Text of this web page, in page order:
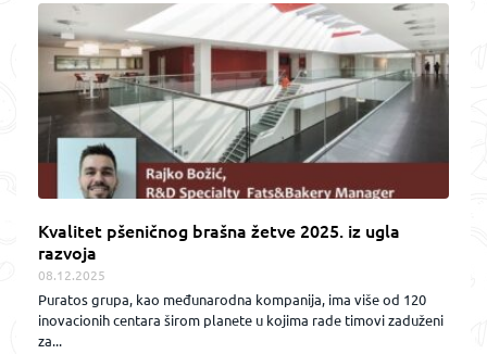
Kvalitet pšeničnog brašna žetve 2025. iz ugla
razvoja
08.12.2025
Puratos grupa, kao međunarodna kompanija, ima više od 120
inovacionih centara širom planete u kojima rade timovi zaduženi
za...